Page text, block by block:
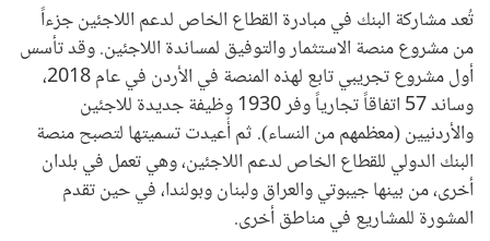
تُعد مشاركة البنك في مبادرة القطاع الخاص لدعم اللاجئين جزءاً
من مشروع منصة الاستثمار والتوفيق لمساندة اللاجئين. وقد تأسس
أول مشروع تجريبي تابع لهذه المنصة في الأردن في عام 2018،
وساند 57 اتفاقاً تجارياً وفر 1930 وظيفة جديدة للاجئين
والأردنيين (معظمهم من النساء). ثم أُعيدت تسميتها لتصبح منصة
البنك الدولي للقطاع الخاص لدعم اللاجئين، وهي تعمل في بلدان
أخرى، من بينها جيبوتي والعراق ولبنان وبولندا، في حين تقدم
المشورة للمشاريع في مناطق أخرى.